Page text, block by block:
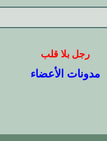
رجل بلا قلب
مدونات الأعضاء